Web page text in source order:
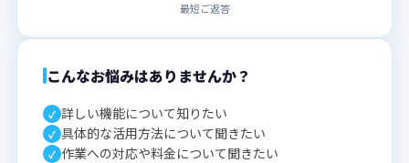
最短ご返答
こんなお悩みはありませんか？
✓ 詳しい機能について知りたい
✓ 具体的な活用方法について聞きたい
✓ 作業への対応や料金について聞きたい